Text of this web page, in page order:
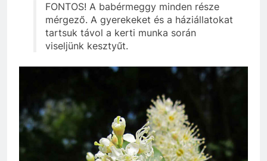
FONTOS! A babérmeggy minden része
mérgező. A gyerekeket és a háziállatokat
tartsuk távol a kerti munka során
viseljünk kesztyűt.